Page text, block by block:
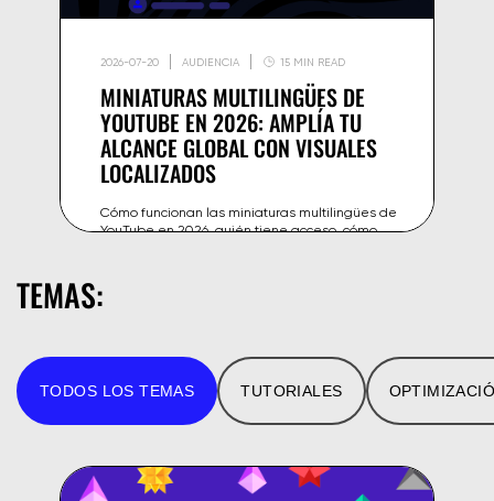
2026-07-20 AUDIENCIA 15 MIN READ
MINIATURAS MULTILINGÜES DE
YOUTUBE EN 2026: AMPLÍA TU
ALCANCE GLOBAL CON VISUALES
LOCALIZADOS
Cómo funcionan las miniaturas multilingües de
YouTube en 2026, quién tiene acceso, cómo
TEMAS:
TODOS LOS TEMAS TUTORIALES